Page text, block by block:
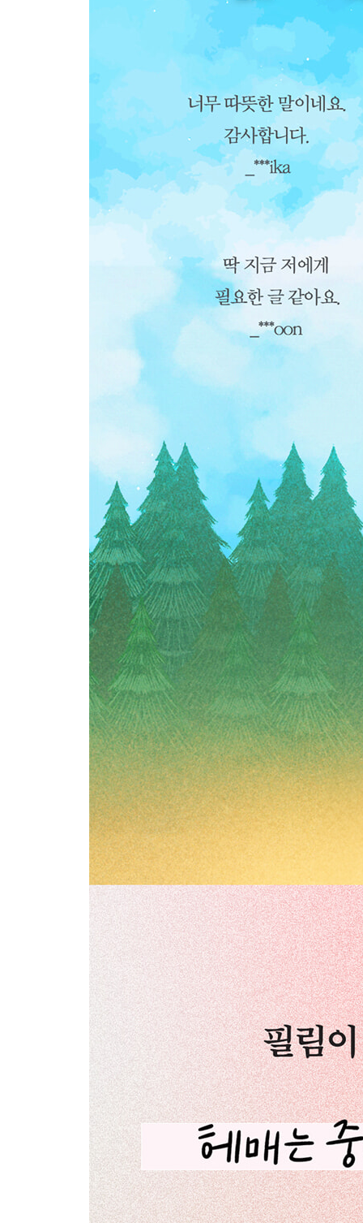
마음 회복 마음 성장
조급함
걱정이 피어나는 중이지만
쉬어갑시다 온전히
생각보다 남들은 관심이 없다
가끔은 산책하듯 살랑살랑 살고 싶다
행복 앞에서만큼은
아쉬움 증폭 시간
그럼에도 성장하는 중입니다
어떤 기억
좋은 사람 몇 명이면
심하게 길치라 인생도 좀 헤매는 중
단짠단짠의 공식
당연하게 돌아옴을
고된 계절이라 해도
기다림의 시간만큼
그날의 하늘은
잠시뿐이니까
자라난 만큼
관계에 지쳐가는 중이지만
솔직한 것과 무례한 것은 다르다
장난
세상에 완벽한 어른은 없다
아무도
만들어진 빌런
멀어져야 할 사람
새로운 관계
결국은 사람
거절의 기술
성급하게 세운 벽
기대와 실망
사람을 알아가는 중입니다
고민수집가
MBTI가 어떻게 되세요?
바쁨과 소중함
싫은 사람과 소중한 사람
비중
정답이 아닐 수도
어버이날
그때로